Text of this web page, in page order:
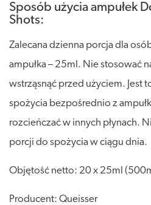
Sposób użycia ampułek
Shots:
Zalecana dzienna porcja dla
ampułka – 25ml. Nie stosować
wstrząsnąć przed użyciem. Jest
spożycia bezpośrednio z
rozcieńczać w innych płynach.
porcji do spożycia w ciągu dnia.
Objętość netto: 20 x 25ml
Producent: Queisser